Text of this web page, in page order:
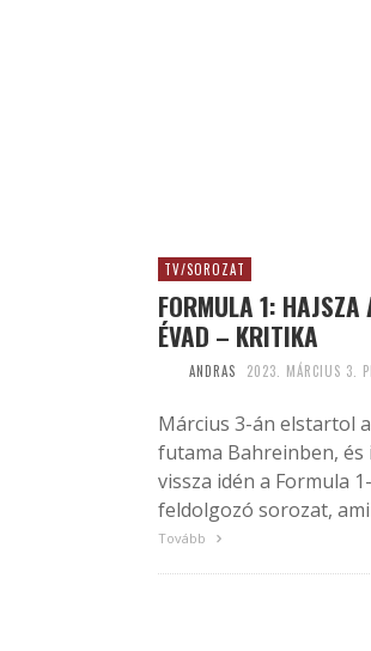
TV/SOROZAT
FORMULA 1: HAJSZA
ÉVAD – KRITIKA
ANDRAS 2023. MÁRCIUS 3.
Március 3-án elstartol
futama Bahreinben,
vissza idén a Formula
feldolgozó sorozat,
Tovább